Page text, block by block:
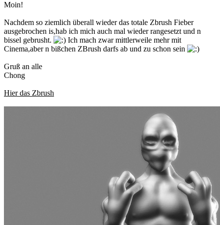
Moin!
Nachdem so ziemlich überall wieder das totale Zbrush Fieber
ausgebrochen is,hab ich mich auch mal wieder rangesetzt und n
bissel gebrusht.
Ich mach zwar mittlerweile mehr mit
Cinema,aber n bißchen ZBrush darfs ab und zu schon sein
Gruß an alle
Chong
Hier das Zbrush